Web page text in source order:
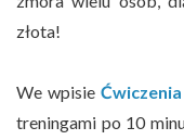
złota!
We wpisie Ćwiczenia
treningami po 10